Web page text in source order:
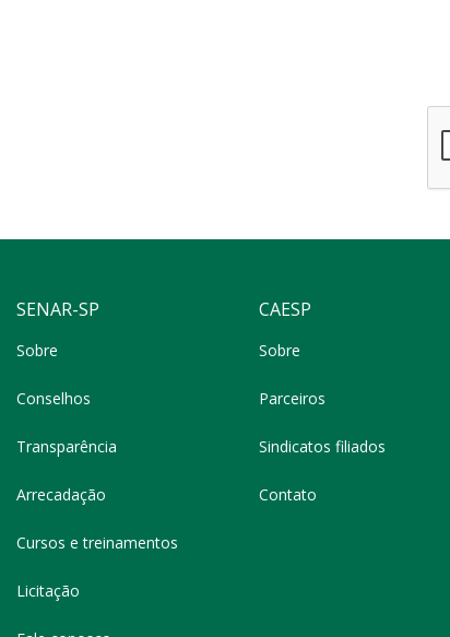
SENAR-SP
Sobre
Conselhos
Transparência
Arrecadação
Cursos e treinamentos
Licitação
CAESP
Sobre
Parceiros
Sindicatos filiados
Contato